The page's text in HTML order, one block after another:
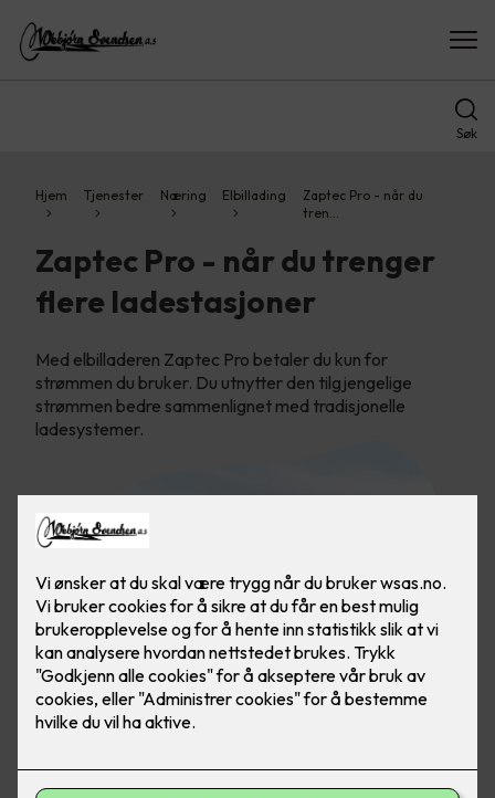
Søk
Hjem Tjenester Næring Elbillading
Zaptec Pro - når du
tren…
Zaptec Pro - når du trenger
flere ladestasjoner
Med elbilladeren Zaptec Pro betaler du kun for
strømmen du bruker. Du utnytter den tilgjengelige
strømmen bedre sammenlignet med tradisjonelle
ladesystemer.